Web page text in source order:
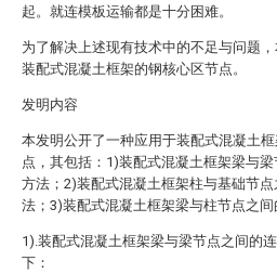
起。就连模板运输都是十分困难。
为了解决上述现有技术中的不足与问题
装配式混凝土框架的钢核心区节点。
发明内容
本发明公开了一种应用于装配式混凝土
点，其包括：1)装配式混凝土框架梁与
方法；2)装配式混凝土框架柱与基础节
法；3)装配式混凝土框架梁与柱节点之间
1).装配式混凝土框架梁与梁节点之间的
下：